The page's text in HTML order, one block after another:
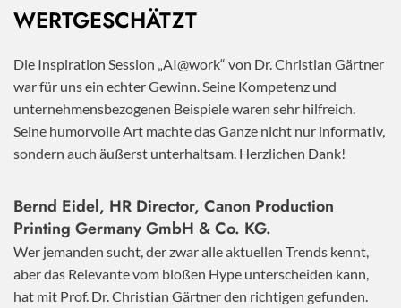
WERTGESCHÄTZT
Die Inspiration Session „AI@work“ von Dr. Christian Gärtner
war für uns ein echter Gewinn. Seine Kompetenz und
unternehmensbezogenen Beispiele waren sehr hilfreich.
Seine humorvolle Art machte das Ganze nicht nur informativ,
sondern auch äußerst unterhaltsam. Herzlichen Dank!
Bernd Eidel, HR Director, Canon Production
Printing Germany GmbH & Co. KG.
Wer jemanden sucht, der zwar alle aktuellen Trends kennt,
aber das Relevante vom bloßen Hype unterscheiden kann,
hat mit Prof. Dr. Christian Gärtner den richtigen gefunden.